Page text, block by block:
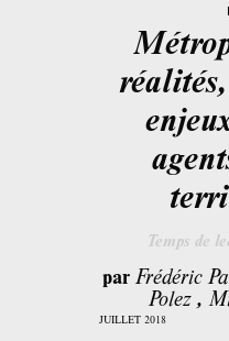
Temps de
par Frédéric
Polez ,
JUILLET 2018